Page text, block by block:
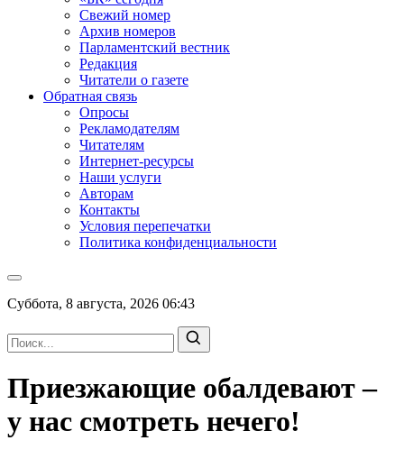
Свежий номер
Архив номеров
Парламентский вестник
Редакция
Читатели о газете
Обратная связь
Опросы
Рекламодателям
Читателям
Интернет-ресурсы
Наши услуги
Авторам
Контакты
Условия перепечатки
Политика конфиденциальности
Суббота, 8 августа, 2026 06:43
Приезжающие обалдевают –
у нас смотреть нечего!